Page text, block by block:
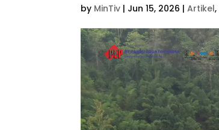
by MinTiv | Jun 15, 2026 |Artikel,